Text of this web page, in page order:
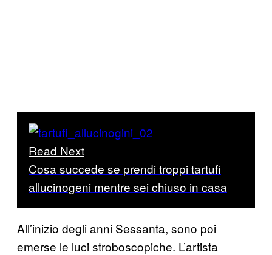
Read Next
Cosa succede se prendi troppi tartufi
allucinogeni mentre sei chiuso in casa
All’inizio degli anni Sessanta, sono poi
emerse le luci stroboscopiche. L’artista